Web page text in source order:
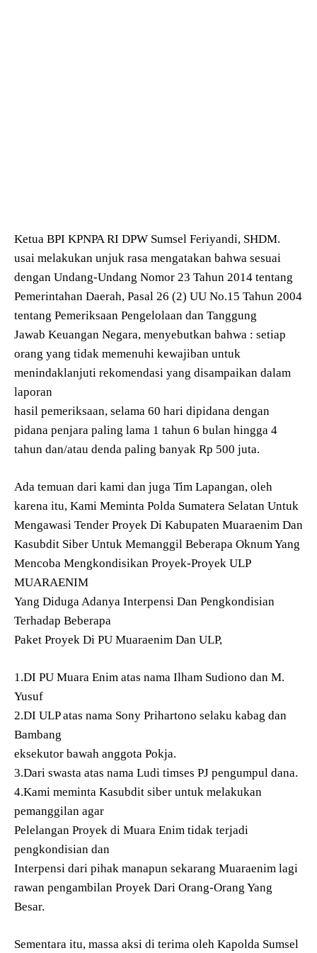
Ketua BPI KPNPA RI DPW Sumsel Feriyandi, SHDM.
usai melakukan unjuk rasa mengatakan bahwa sesuai
dengan Undang-Undang Nomor 23 Tahun 2014 tentang
Pemerintahan Daerah, Pasal 26 (2) UU No.15 Tahun 2004
tentang Pemeriksaan Pengelolaan dan Tanggung
Jawab Keuangan Negara, menyebutkan bahwa : setiap
orang yang tidak memenuhi kewajiban untuk
menindaklanjuti rekomendasi yang disampaikan dalam
laporan
hasil pemeriksaan, selama 60 hari dipidana dengan
pidana penjara paling lama 1 tahun 6 bulan hingga 4
tahun dan/atau denda paling banyak Rp 500 juta.
Ada temuan dari kami dan juga Tim Lapangan, oleh
karena itu, Kami Meminta Polda Sumatera Selatan Untuk
Mengawasi Tender Proyek Di Kabupaten Muaraenim Dan
Kasubdit Siber Untuk Memanggil Beberapa Oknum Yang
Mencoba Mengkondisikan Proyek-Proyek ULP
MUARAENIM
Yang Diduga Adanya Interpensi Dan Pengkondisian
Terhadap Beberapa
Paket Proyek Di PU Muaraenim Dan ULP,
1.DI PU Muara Enim atas nama Ilham Sudiono dan M.
Yusuf
2.DI ULP atas nama Sony Prihartono selaku kabag dan
Bambang
eksekutor bawah anggota Pokja.
3.Dari swasta atas nama Ludi timses PJ pengumpul dana.
4.Kami meminta Kasubdit siber untuk melakukan
pemanggilan agar
Pelelangan Proyek di Muara Enim tidak terjadi
pengkondisian dan
Interpensi dari pihak manapun sekarang Muaraenim lagi
rawan pengambilan Proyek Dari Orang-Orang Yang
Besar.
Sementara itu, massa aksi di terima oleh Kapolda Sumsel